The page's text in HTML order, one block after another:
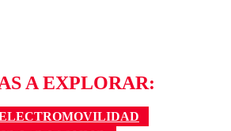
A EXPLORAR: